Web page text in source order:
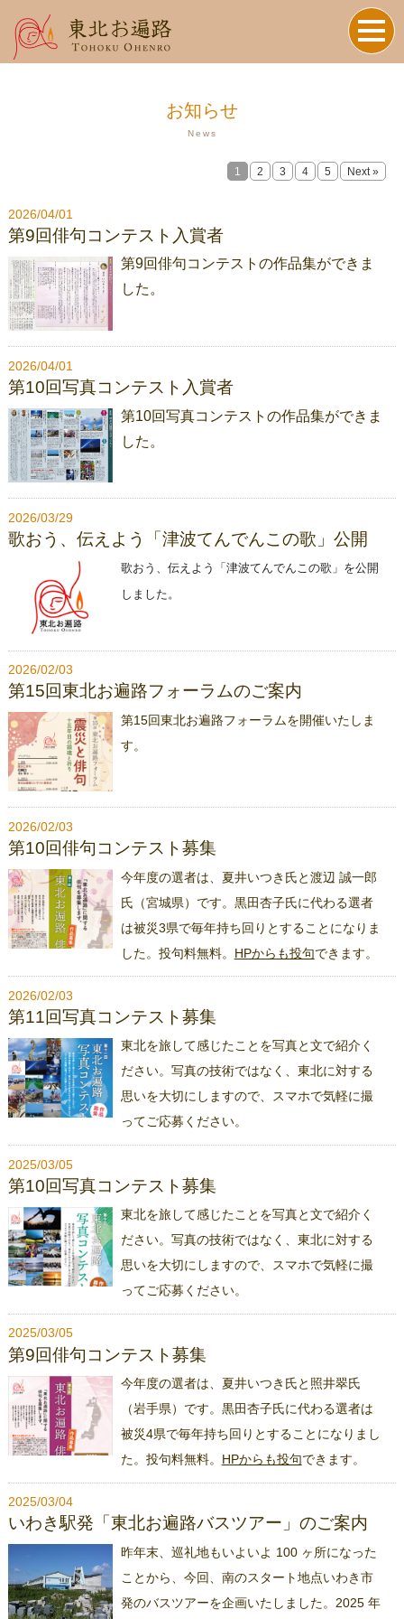
お知らせ
News
1 2 3 4 5 Next »
2026/04/01
第9回俳句コンテスト入賞者
第9回俳句コンテストの作品集ができま
した。
2026/04/01
第10回写真コンテスト入賞者
第10回写真コンテストの作品集ができま
した。
2026/03/29
歌おう、伝えよう「津波てんでんこの歌」公開
歌おう、伝えよう「津波てんでんこの歌」を公開
しました。
2026/02/03
第15回東北お遍路フォーラムのご案内
第15回東北お遍路フォーラムを開催いたしま
す。
2026/02/03
第10回俳句コンテスト募集
今年度の選者は、夏井いつき氏と渡辺 誠一郎
氏（宮城県）です。黒田杏子氏に代わる選者
は被災3県で毎年持ち回りとすることになりま
した。投句料無料。 HPからも投句できます。
2026/02/03
第11回写真コンテスト募集
東北を旅して感じたことを写真と文で紹介く
ださい。写真の技術ではなく、東北に対する
思いを大切にしますので、スマホで気軽に撮
ってご応募ください。
2025/03/05
第10回写真コンテスト募集
東北を旅して感じたことを写真と文で紹介く
ださい。写真の技術ではなく、東北に対する
思いを大切にしますので、スマホで気軽に撮
ってご応募ください。
2025/03/05
第9回俳句コンテスト募集
今年度の選者は、夏井いつき氏と照井翠氏
（岩手県）です。黒田杏子氏に代わる選者は
被災4県で毎年持ち回りとすることになりまし
た。投句料無料。 HPからも投句できます。
2025/03/04
いわき駅発「東北お遍路バスツアー」のご案内
昨年末、巡礼地もいよいよ 100 ヶ所になった
ことから、今回、南のスタート地点いわき市
発のバスツアーを企画いたしました。2025 年